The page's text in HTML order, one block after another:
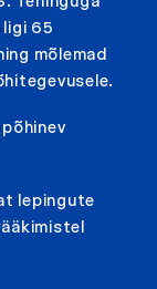
ligi 65
mõlemad
lepingute